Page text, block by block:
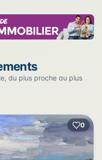
— les lieux qui
32
du plus proche au plus
0